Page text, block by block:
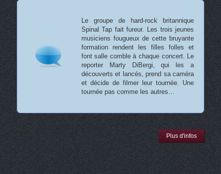
Le groupe de hard-rock britannique
Spinal Tap fait fureur. Les trois jeunes
musiciens fougueux de cette bruyante
formation rendent les filles folles et
font salle comble à chaque concert. Le
reporter Marty DiBergi, qui les a
découverts et lancés, prend sa caméra
et décide de filmer leur tournée. Une
tournée pas comme les autres…
Plus d'infos